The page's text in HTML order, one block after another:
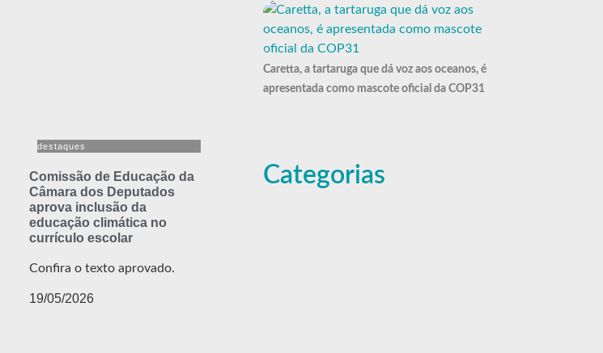
destaques
Comissão de Educação da
Câmara dos Deputados
aprova inclusão da
educação climática no
currículo escolar
Confira o texto aprovado.
19/05/2026
Caretta, a tartaruga que dá voz aos oceanos, é
apresentada como mascote oficial da COP31
Categorias